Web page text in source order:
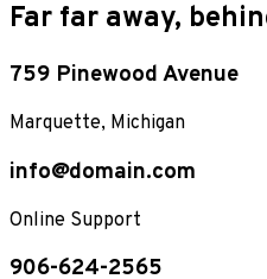
Far far away,
759 Pinewood Avenue
Marquette, Michigan
info@domain.com
Online Support
906-624-2565